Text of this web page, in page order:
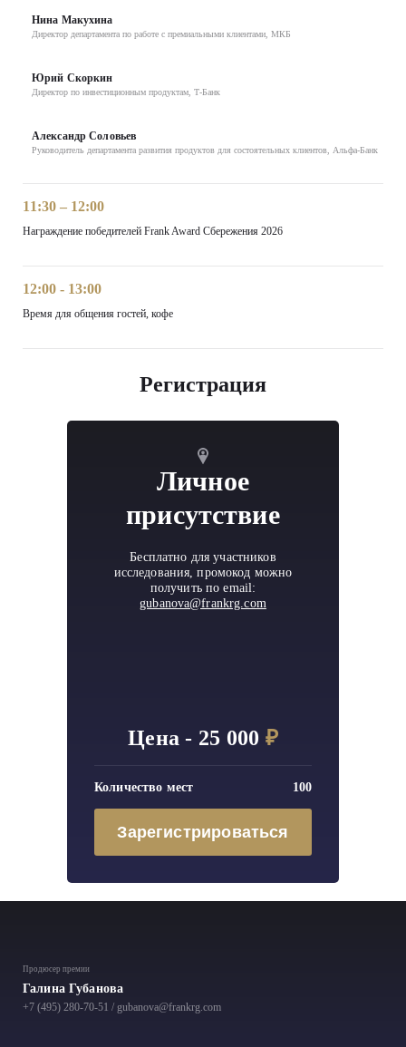
Нина Макухина
Директор департамента по работе с премиальными клиентами, МКБ
Юрий Скоркин
Директор по инвестиционным продуктам, Т-Банк
Александр Соловьев
Руководитель департамента развития продуктов для состоятельных клиентов, Альфа-Банк
11:30 – 12:00
Награждение победителей Frank Award Сбережения 2026
12:00 - 13:00
Время для общения гостей, кофе
Регистрация
Личное
присутствие
Бесплатно для участников
исследования, промокод можно
получить по email:
gubanova@frankrg.com
Цена - 25 000 ₽
100
Количество мест
Зарегистрироваться
Продюсер премии
Галина Губанова
+7 (495) 280-70-51 / gubanova@frankrg.com